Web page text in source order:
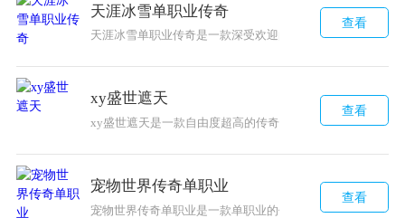
天涯冰雪单职业传奇
天涯冰雪单职业传奇是一款深受欢迎的手游，只有一个职
查看
xy盛世遮天
xy盛世遮天是一款自由度超高的传奇游戏，有着丰富多彩
查看
宠物世界传奇单职业
宠物世界传奇单职业是一款单职业的传奇手游，拥有万人
查看